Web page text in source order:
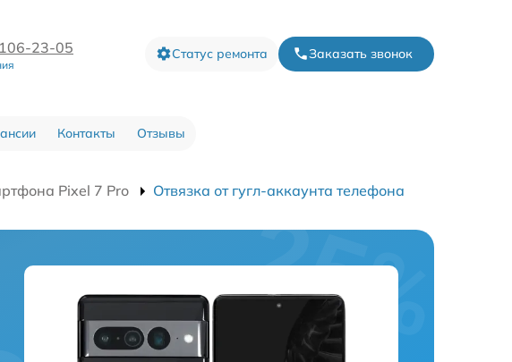
23-05 Статус ремонта Заказать звонок
Контакты Отзывы
Pixel 7 Pro Отвязка от гугл-аккаунта телефона